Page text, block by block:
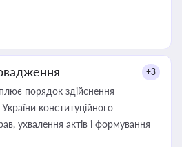
+3
порядок здійснення
конституційного
ухвалення актів і формування